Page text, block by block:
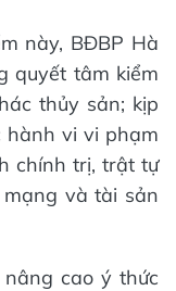
này, BĐBP Hà
quyết tâm kiểm
thủy sản; kịp
hành vi vi phạm
chính trị, trật tự
và tài sản
cao ý thức